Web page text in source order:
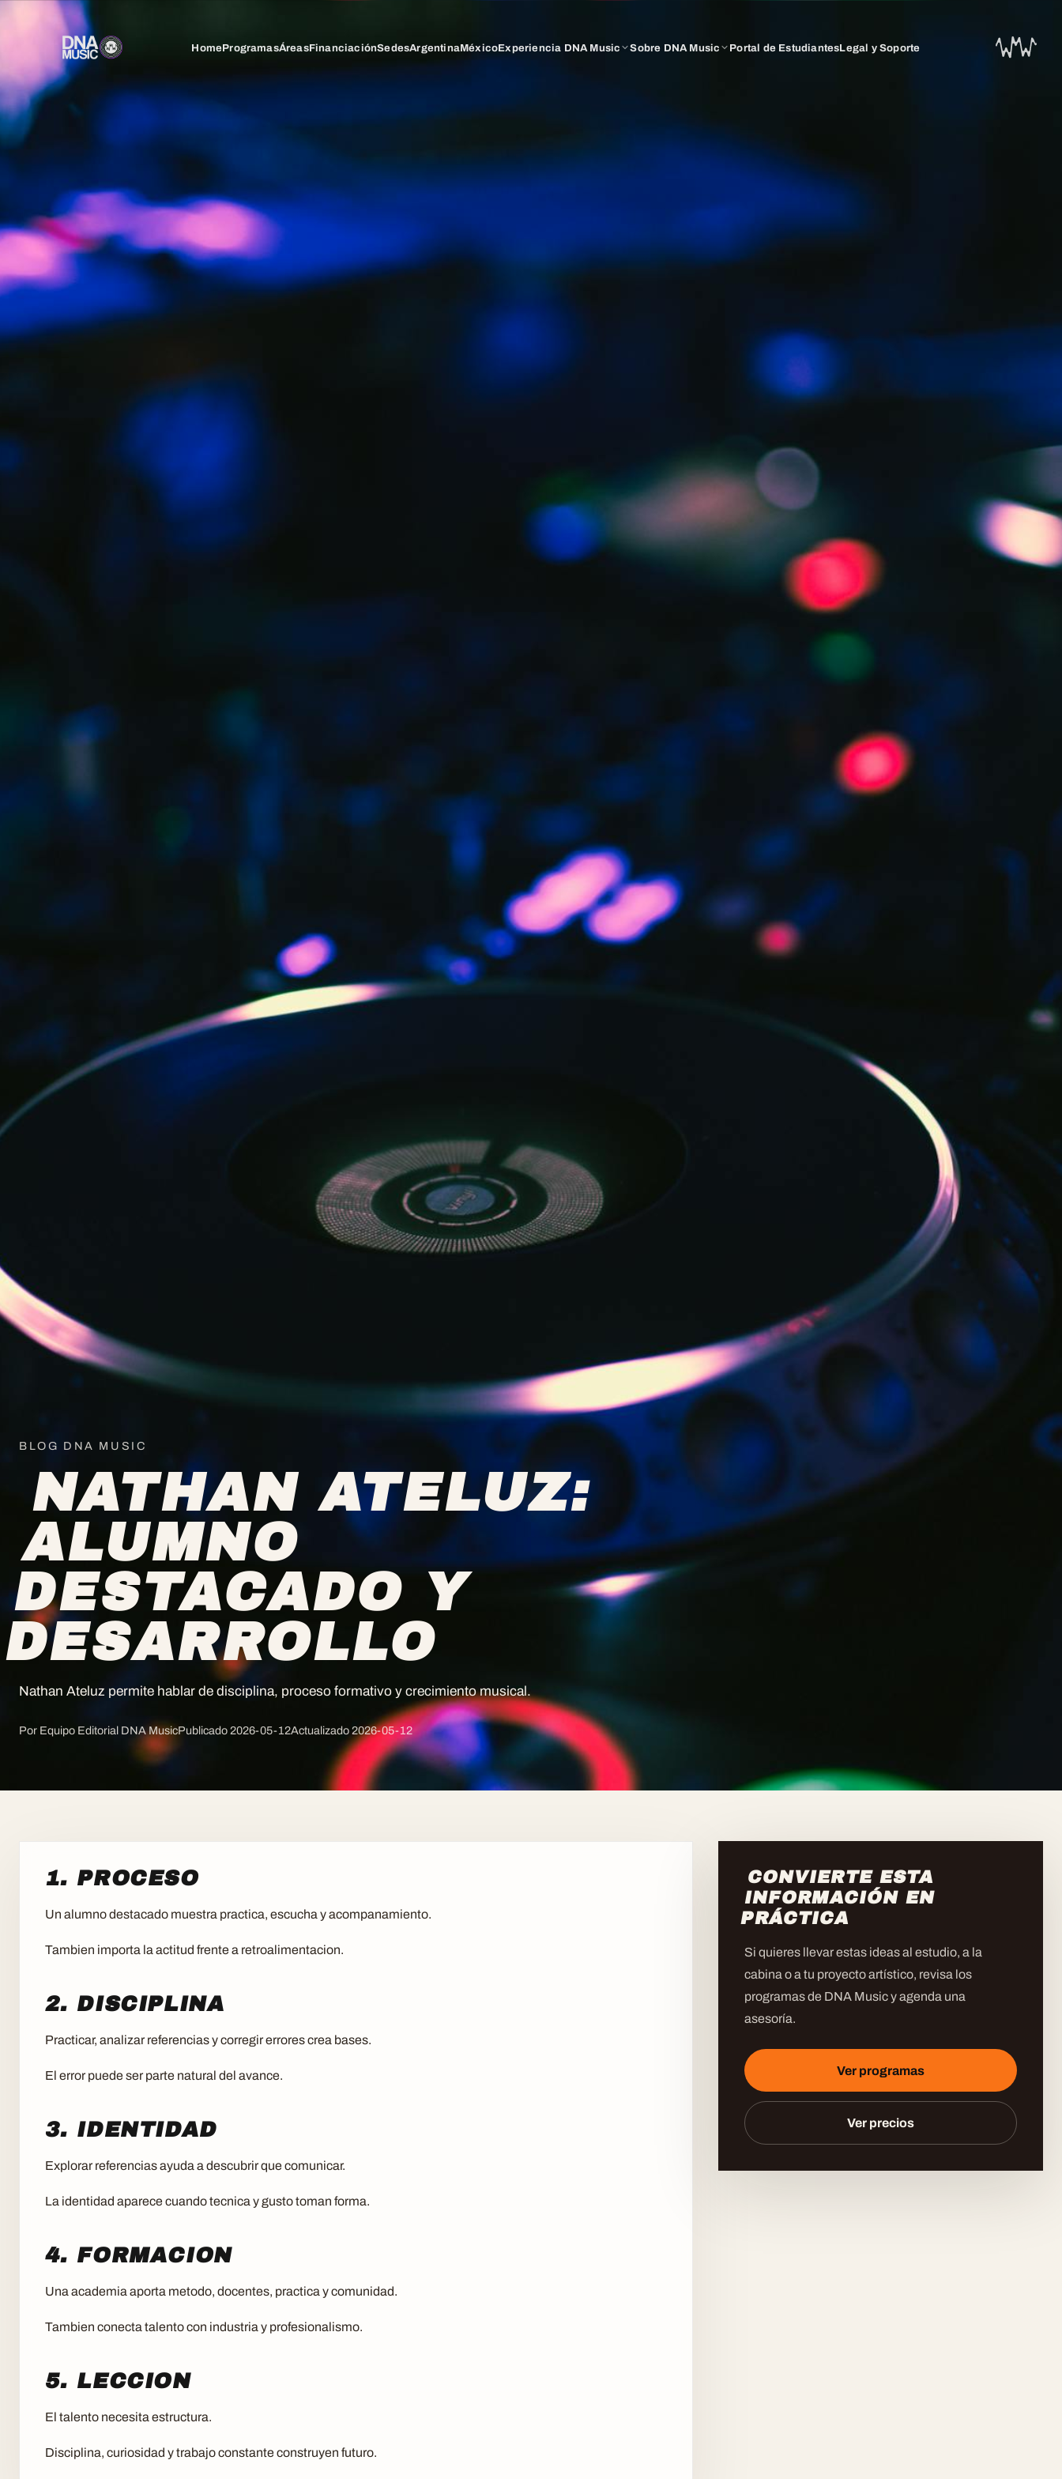
HomeProgramasÁreasFinanciaciónSedesArgentinaMéxicoExperiencia DNA Music Sobre DNA Music Portal de EstudiantesLegal y Soporte
BLOG DNA MUSIC
NATHAN ATELUZ:
ALUMNO
DESTACADO Y
DESARROLLO
Nathan Ateluz permite hablar de disciplina, proceso formativo y crecimiento musical.
Por Equipo Editorial DNA MusicPublicado2026-05-12Actualizado2026-05-12
1. PROCESO
Un alumno destacado muestra practica, escucha y acompanamiento.
Tambien importa la actitud frente a retroalimentacion.
2. DISCIPLINA
Practicar, analizar referencias y corregir errores crea bases.
El error puede ser parte natural del avance.
3. IDENTIDAD
Explorar referencias ayuda a descubrir que comunicar.
La identidad aparece cuando tecnica y gusto toman forma.
4. FORMACION
Una academia aporta metodo, docentes, practica y comunidad.
Tambien conecta talento con industria y profesionalismo.
5. LECCION
El talento necesita estructura.
Disciplina, curiosidad y trabajo constante construyen futuro.
CONVIERTE ESTA
INFORMACIÓN EN
PRÁCTICA
Si quieres llevar estas ideas al estudio, a la
cabina o a tu proyecto artístico, revisa los
programas de DNA Music y agenda una
asesoría.
Ver programas
Ver precios